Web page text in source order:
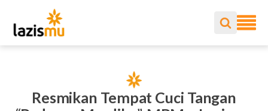
Resmikan Tempat Cuci Tangan